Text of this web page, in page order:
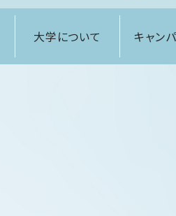
大学について キャン